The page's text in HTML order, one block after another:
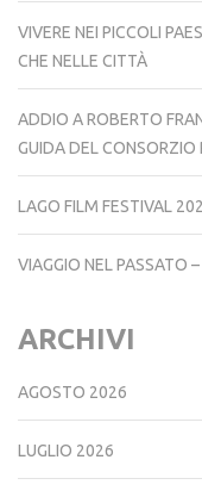
VIVERE NEI PICCOLI
CHE NELLE CITTÀ
ADDIO A ROBERTO
GUIDA DEL CONSORZIO
LAGO FILM FESTIVAL
VIAGGIO NEL PASSATO
ARCHIVI
AGOSTO 2026
LUGLIO 2026